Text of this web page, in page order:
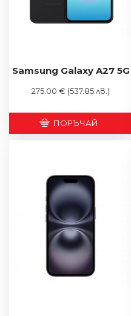
Samsung Galaxy A27 5G
275.00 € (537.85 лв.)
ПОРЪЧАЙ